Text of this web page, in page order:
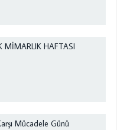
HAFTASI
Mücadele Günü